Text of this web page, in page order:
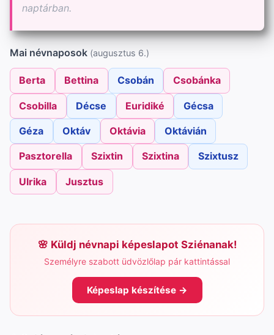
naptárban.
Mai névnaposok (augusztus 6.)
Berta Bettina Csobán Csobánka
Csobilla Décse Euridiké Gécsa
Géza Oktáv Oktávia Oktávián
Pasztorella Szixtin Szixtina Szixtusz
Ulrika Jusztus
Küldj névnapi képeslapot Sziénanak!
Személyre szabott üdvözlőlap pár kattintással
Képeslap készítése →